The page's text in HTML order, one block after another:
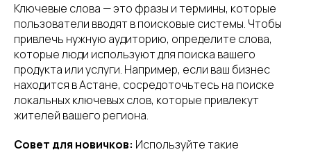
Ключевые слова — это фразы и термины, которые
пользователи вводят в поисковые системы. Чтобы
привлечь нужную аудиторию, определите слова,
которые люди используют для поиска вашего
продукта или услуги. Например, если ваш бизнес
находится в Астане, сосредоточьтесь на поиске
локальных ключевых слов, которые привлекут
жителей вашего региона.
Совет для новичков: Используйте такие